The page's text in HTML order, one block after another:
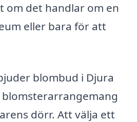
om det handlar om en
eller bara för att
blombud i Djura
dörr. Att välja ett